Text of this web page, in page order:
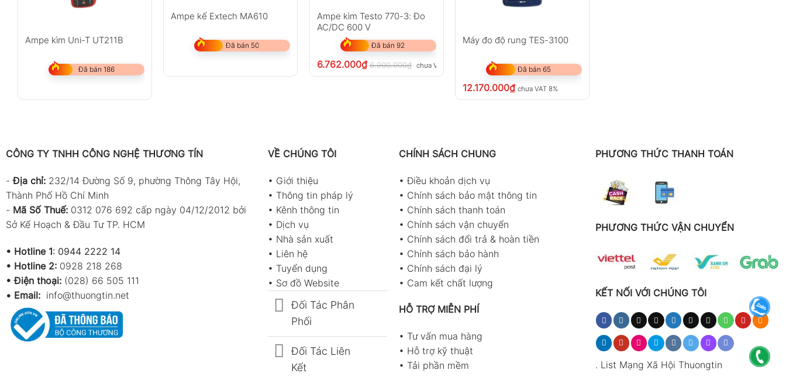
Ampe kìm Uni-T UT211B
Đã bán 186
Ampe kế Extech MA610
Đã bán 50
Ampe kìm Testo 770-3: Đo
AC/DC 600 V
Đã bán 92
6.762.000₫ 6.900.000₫ chưa VAT 8%
Máy đo độ rung TES-3100
Đã bán 65
12.170.000₫ chưa VAT 8%
CÔNG TY TNHH CÔNG NGHỆ THƯƠNG TÍN
-Địa chỉ: 232/14 Đường Số 9, phường Thông Tây Hội,
Thành Phố Hồ Chí Minh
- Mã Số Thuế: 0312 076 692 cấp ngày 04/12/2012 bởi
Sở Kế Hoạch & Đầu Tư TP. HCM
• Hotline 1: 0944 2222 14
• Hotline 2: 0928 218 268
• Điện thoại: (028) 66 505 111
• Email: info@thuongtin.net
VỀ CHÚNG TÔI
• Giới thiệu
• Thông tin pháp lý
• Kênh thông tin
• Dịch vụ
• Nhà sản xuất
• Liên hệ
• Tuyển dụng
• Sơ đồ Website
Đối Tác Phân
Phối
Đối Tác Liên
Kết
CHÍNH SÁCH CHUNG
•Điều khoản dịch vụ
• Chính sách bảo mật thông tin
• Chính sách thanh toán
• Chính sách vận chuyển
• Chính sách đổi trả & hoàn tiền
• Chính sách bảo hành
• Chính sách đại lý
• Cam kết chất lượng
HỖ TRỢ MIỄN PHÍ
• Tư vấn mua hàng
• Hỗ trợ kỹ thuật
• Tải phần mềm
PHƯƠNG THỨC THANH TOÁN
PHƯƠNG THỨC VẬN CHUYỂN
KẾT NỐI VỚI CHÚNG TÔI
. List Mạng Xã Hội Thuongtin